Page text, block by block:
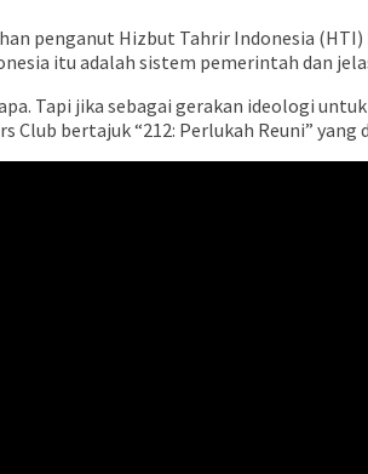
penganut Hizbut Tahrir Indonesia
itu adalah sistem pemerintah dan
Tapi jika sebagai gerakan ideologi
bertajuk “212: Perlukah Reuni” yang